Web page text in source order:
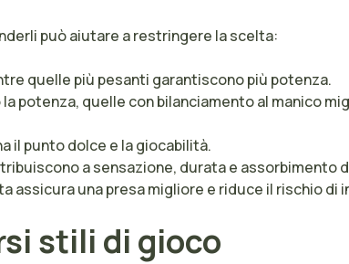
può aiutare a restringere la scelta:
quelle più pesanti garantiscono più potenza.
potenza, quelle con bilanciamento al manico
il punto dolce e la giocabilità.
a sensazione, durata e assorbimento
assicura una presa migliore e riduce il rischio di
stili di gioco